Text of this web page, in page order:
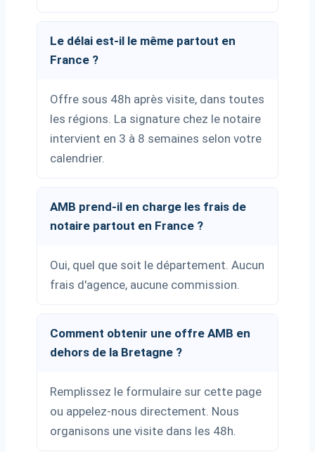
Le délai est-il le même partout en
France ?
Offre sous 48h après visite, dans toutes
les régions. La signature chez le notaire
intervient en 3 à 8 semaines selon votre
calendrier.
AMB prend-il en charge les frais de
notaire partout en France ?
Oui, quel que soit le département. Aucun
frais d'agence, aucune commission.
Comment obtenir une offre AMB en
dehors de la Bretagne ?
Remplissez le formulaire sur cette page
ou appelez-nous directement. Nous
organisons une visite dans les 48h.